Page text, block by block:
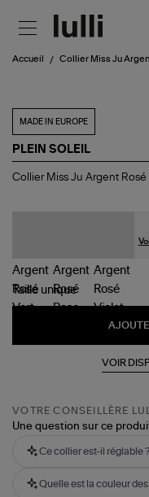
Accueil Collier Miss Ju
MADE IN EUROPE
PLEIN SOLEIL
Collier
Collier Miss Ju Argent
Taille unique
VOIR
VOTRE CONSEILLÈRE
Une question sur ce
Ce collier est-il réglable ?
Quelle est la couleur